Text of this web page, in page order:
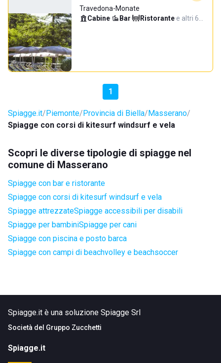
Travedona-Monate
Cabine· Bar· Ristorante·e altri 6…
1
Spiagge.it Piemonte Provincia di Biella Masserano
Spiagge con corsi di kitesurf windsurf e vela
Scopri le diverse tipologie di spiagge nel
comune di Masserano
Spiagge con bar e ristorante
Spiagge con corsi di kitesurf windsurf e vela
Spiagge attrezzateSpiagge accessibili per disabili
Spiagge per bambiniSpiagge per cani
Spiagge con piscina e posto barca
Spiagge con campi di beachvolley e beachsoccer
Spiagge.it è una soluzione Spiagge Srl
Società del Gruppo Zucchetti
Spiagge.it